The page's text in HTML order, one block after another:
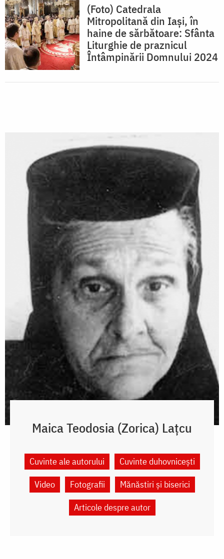
(Foto) Catedrala
Mitropolitană din Iași, în
haine de sărbătoare: Sfânta
Liturghie de praznicul
Întâmpinării Domnului 2024
Maica Teodosia (Zorica) Lațcu
Cuvinte ale autorului
Cuvinte duhovnicești
Video
Fotografii
Mănăstiri și biserici
Articole despre autor